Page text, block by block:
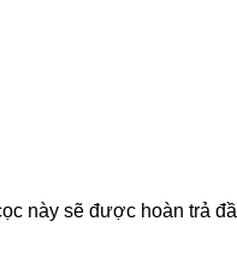
này sẽ được hoàn trả